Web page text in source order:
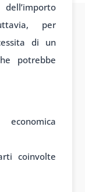
per
di un
potrebbe
coinvolte